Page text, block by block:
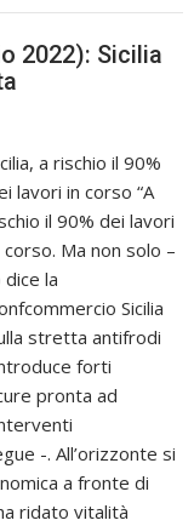
2022): Sicilia
a rischio il 90%
lavori in corso “A
il 90% dei lavori
corso. Ma non solo –
dice la
Sicilia
stretta antifrodi
forti
pronta ad
-. All’orizzonte si
a fronte di
ridato vitalità